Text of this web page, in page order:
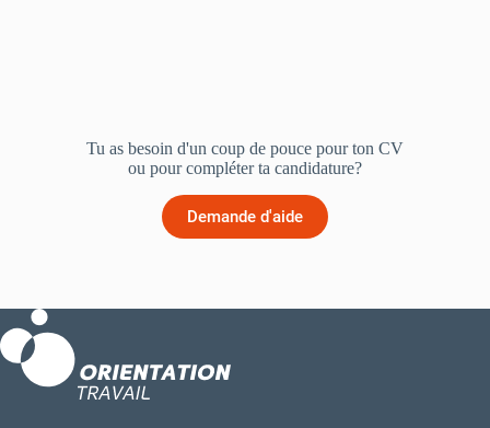
Tu as besoin d'un coup de pouce pour ton CV
ou pour compléter ta candidature?
Demande d'aide